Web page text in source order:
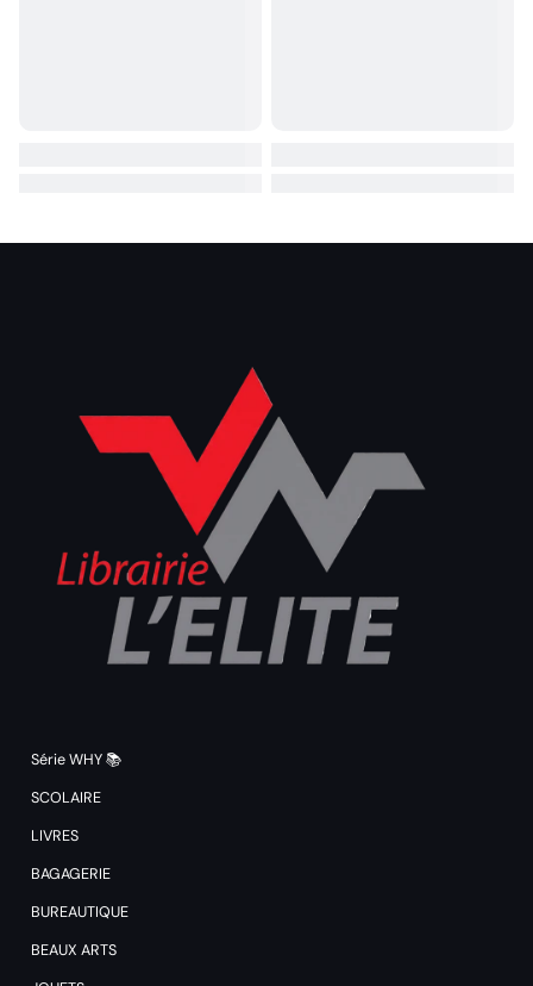
Série WHY 📚
SCOLAIRE
LIVRES
BAGAGERIE
BUREAUTIQUE
BEAUX ARTS